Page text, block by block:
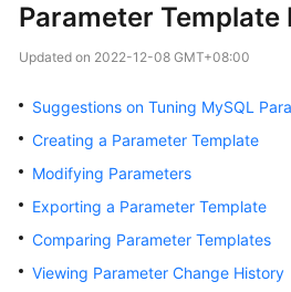
Service
Billing
Getting
Started
Parameter
Updated on 2022-12-08 GMT+08:00
Suggestions on Tuning MySQL
Creating a Parameter Template
Modifying Parameters
Exporting a Parameter Template
Comparing Parameter Templates
Viewing Parameter Change History